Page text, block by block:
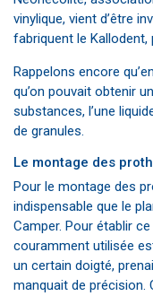
vinylique, vient d’être
fabriquent le Kallodent,
Rappelons encore
qu’on pouvait obtenir
substances, l’une
de granules.
Le montage des
Pour le montage des
indispensable que le
Camper. Pour établir
couramment utilisée
un certain doigté,
manquait de précision.